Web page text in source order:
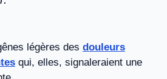
légères des douleurs
qui, elles, signaleraient une